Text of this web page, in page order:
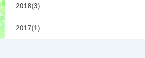
2018(3)
2017(1)